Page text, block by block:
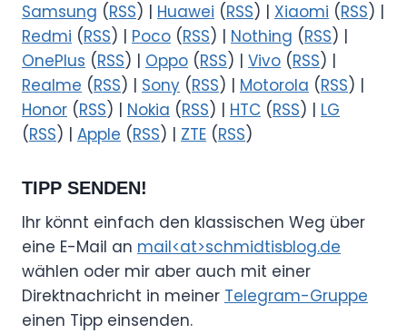
Samsung (RSS) | Huawei (RSS) | Xiaomi (RSS) |
Redmi (RSS) | Poco (RSS) | Nothing (RSS) |
OnePlus (RSS) | Oppo (RSS) | Vivo (RSS) |
Realme (RSS) | Sony (RSS) | Motorola (RSS) |
Honor (RSS) | Nokia (RSS) | HTC (RSS) | LG
(RSS) | Apple (RSS) | ZTE (RSS)
TIPP SENDEN!
Ihr könnt einfach den klassischen Weg über
eine E-Mail an mail<at>schmidtisblog.de
wählen oder mir aber auch mit einer
Direktnachricht in meiner Telegram-Gruppe
einen Tipp einsenden.